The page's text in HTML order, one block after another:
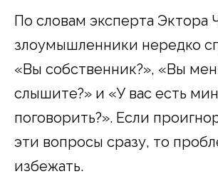
По словам эксперта Эктора
злоумышленники нередко
«Вы собственник?», «Вы
слышите?» и «У вас есть
поговорить?». Если
эти вопросы сразу, то
избежать.